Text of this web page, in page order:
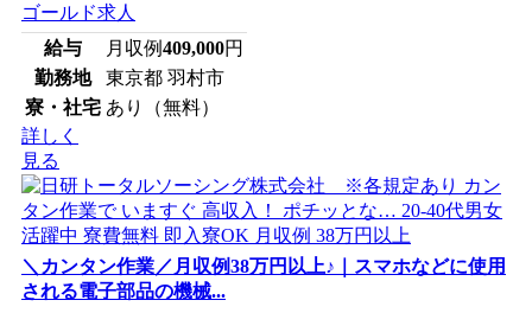
ゴールド求人
給与
月収例409,000円
勤務地
東京都 羽村市
寮・社宅 あり（無料）
詳しく
見る
＼カンタン作業／月収例38万円以上♪｜スマホなどに使用
される電子部品の機械...